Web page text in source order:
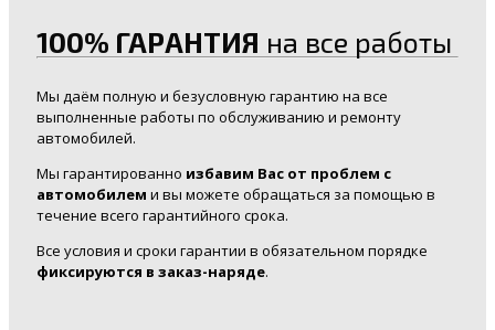
100% ГАРАНТИЯ на все работы
Мы даём полную и безусловную гарантию на все
выполненные работы по обслуживанию и ремонту
автомобилей.
Мы гарантированно избавим Вас от проблем с
автомобилем и вы можете обращаться за помощью в
течение всего гарантийного срока.
Все условия и сроки гарантии в обязательном порядке
фиксируются в заказ-наряде.